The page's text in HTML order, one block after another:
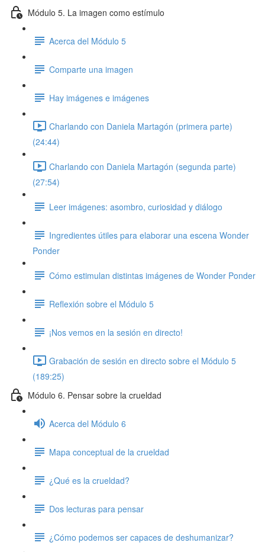
Módulo 5. La imagen como estímulo
Acerca del Módulo 5
Comparte una imagen
Hay imágenes e imágenes
Charlando con Daniela Martagón (primera parte)
(24:44)
Charlando con Daniela Martagón (segunda parte)
(27:54)
Leer imágenes: asombro, curiosidad y diálogo
Ingredientes útiles para elaborar una escena Wonder
Ponder
Cómo estimulan distintas imágenes de Wonder Ponder
Reflexión sobre el Módulo 5
¡Nos vemos en la sesión en directo!
Grabación de sesión en directo sobre el Módulo 5
(189:25)
Módulo 6. Pensar sobre la crueldad
Acerca del Módulo 6
Mapa conceptual de la crueldad
¿Qué es la crueldad?
Dos lecturas para pensar
¿Cómo podemos ser capaces de deshumanizar?